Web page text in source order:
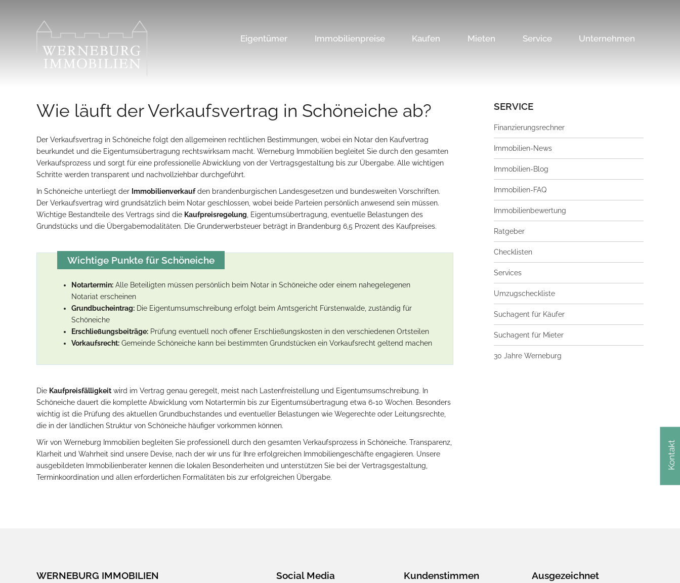
Eigentümer Immobilienpreise Kaufen Mieten Service Unternehmen
Kontakt
Wie läuft der Verkaufsvertrag in Schöneiche ab?
Der Verkaufsvertrag in Schöneiche folgt den allgemeinen rechtlichen Bestimmungen, wobei ein Notar den Kaufvertrag
beurkundet und die Eigentumsübertragung rechtswirksam macht. Werneburg Immobilien begleitet Sie durch den gesamten
Verkaufsprozess und sorgt für eine professionelle Abwicklung von der Vertragsgestaltung bis zur Übergabe. Alle wichtigen
Schritte werden transparent und nachvollziehbar durchgeführt.
In Schöneiche unterliegt der Immobilienverkaufden brandenburgischen Landesgesetzen und bundesweiten Vorschriften.
Der Verkaufsvertrag wird grundsätzlich beim Notar geschlossen, wobei beide Parteien persönlich anwesend sein müssen.
Wichtige Bestandteile des Vertrags sind die Kaufpreisregelung , Eigentumsübertragung, eventuelle Belastungen des
Grundstücks und die Übergabemodalitäten. Die Grunderwerbsteuer beträgt in Brandenburg 6,5 Prozent des Kaufpreises.
Wichtige Punkte für Schöneiche
Notartermin: Alle Beteiligten müssen persönlich beim Notar in Schöneiche oder einem nahegelegenen
Notariat erscheinen
Grundbucheintrag: Die Eigentumsumschreibung erfolgt beim Amtsgericht Fürstenwalde, zuständig für
Schöneiche
Erschließungsbeiträge: Prüfung eventuell noch offener Erschließungskosten in den verschiedenen Ortsteilen
Vorkaufsrecht: Gemeinde Schöneiche kann bei bestimmten Grundstücken ein Vorkaufsrecht geltend machen
Die Kaufpreisfälligkeit wird im Vertrag genau geregelt, meist nach Lastenfreistellung und Eigentumsumschreibung. In
Schöneiche dauert die komplette Abwicklung vom Notartermin bis zur Eigentumsübertragung etwa 6-10 Wochen. Besonders
wichtig ist die Prüfung des aktuellen Grundbuchstandes und eventueller Belastungen wie Wegerechte oder Leitungsrechte,
die in der ländlichen Struktur von Schöneiche häufiger vorkommen können.
Wir von Werneburg Immobilien begleiten Sie professionell durch den gesamten Verkaufsprozess in Schöneiche. Transparenz,
Klarheit und Wahrheit sind unsere Devise, nach der wir uns für Ihre erfolgreichen Immobiliengeschäfte engagieren. Unsere
ausgebildeten Immobilienberater kennen die lokalen Besonderheiten und unterstützen Sie bei der Vertragsgestaltung,
Terminkoordination und allen erforderlichen Formalitäten bis zur erfolgreichen Übergabe.
SERVICE
Finanzierungsrechner
Immobilien-News
Immobilien-Blog
Immobilien-FAQ
Immobilienbewertung
Ratgeber
Checklisten
Services
Umzugscheckliste
Suchagent für Käufer
Suchagent für Mieter
30 Jahre Werneburg
WERNEBURG IMMOBILIEN Social Media Kundenstimmen Ausgezeichnet